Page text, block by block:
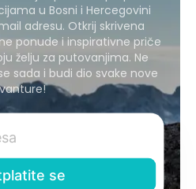
u Bosni i Hercegovini
adresu. Otkrij skrivena
ponude i inspirativne priče
želju za putovanjima. Ne
sada i budi dio svake nove